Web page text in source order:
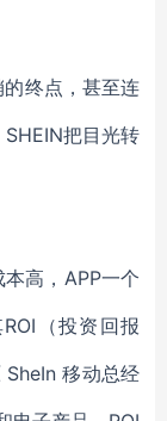
终点，甚至连
把目光转
高，APP一个
（投资回报
移动总经